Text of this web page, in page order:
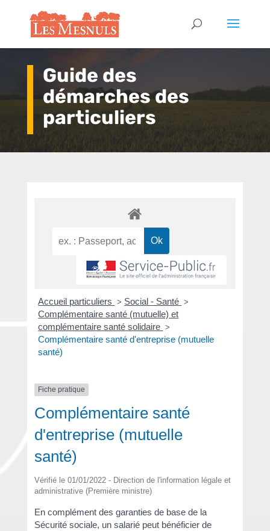
Guide des
démarches des
particuliers
Accueil particuliers > Social - Santé >
Complémentaire santé (mutuelle) et
complémentaire santé solidaire >
Complémentaire santé d'entreprise (mutuelle
santé)
Fiche pratique
Complémentaire santé
d'entreprise (mutuelle
santé)
Vérifié le 01/01/2022 - Direction de l'information légale et
administrative (Première ministre)
En complément des garanties de base de la
Sécurité sociale, un salarié peut bénéficier de